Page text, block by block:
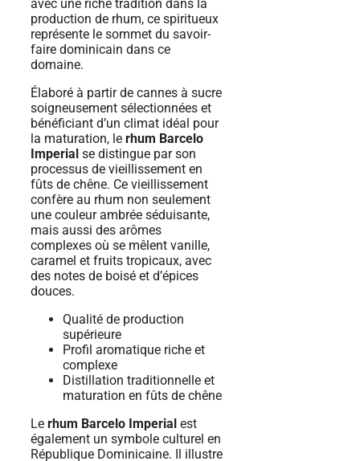
avec une riche tradition dans la
production de rhum, ce spiritueux
représente le sommet du savoir-
faire dominicain dans ce
domaine.
Élaboré à partir de cannes à sucre
soigneusement sélectionnées et
bénéficiant d’un climat idéal pour
la maturation, le rhum Barcelo
Imperial se distingue par son
processus de vieillissement en
fûts de chêne. Ce vieillissement
confère au rhum non seulement
une couleur ambrée séduisante,
mais aussi des arômes
complexes où se mêlent vanille,
caramel et fruits tropicaux, avec
des notes de boisé et d’épices
douces.
Qualité de production
supérieure
Profil aromatique riche et
complexe
Distillation traditionnelle et
maturation en fûts de chêne
Le rhum Barcelo Imperial est
également un symbole culturel en
République Dominicaine. Il illustre